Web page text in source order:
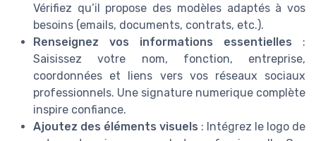
Vérifiez qu’il propose des modèles adaptés à vos
besoins (emails, documents, contrats, etc.).
Renseignez vos informations essentielles :
Saisissez votre nom, fonction, entreprise,
coordonnées et liens vers vos réseaux sociaux
professionnels. Une signature numerique complète
inspire confiance.
Ajoutez des éléments visuels : Intégrez le logo de